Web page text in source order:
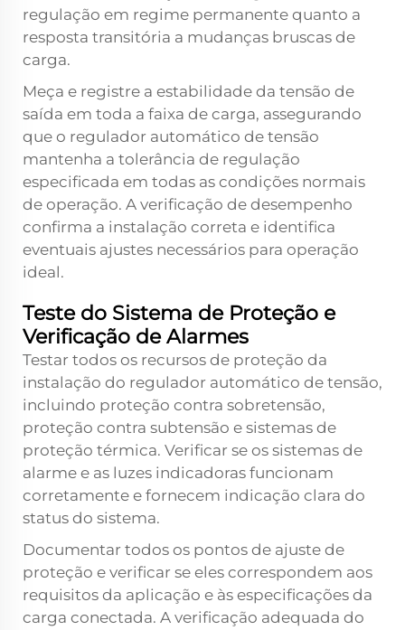
regulação em regime permanente quanto a
resposta transitória a mudanças bruscas de
carga.
Meça e registre a estabilidade da tensão de
saída em toda a faixa de carga, assegurando
que o regulador automático de tensão
mantenha a tolerância de regulação
especificada em todas as condições normais
de operação. A verificação de desempenho
confirma a instalação correta e identifica
eventuais ajustes necessários para operação
ideal.
Teste do Sistema de Proteção e
Verificação de Alarmes
Testar todos os recursos de proteção da
instalação do regulador automático de tensão,
incluindo proteção contra sobretensão,
proteção contra subtensão e sistemas de
proteção térmica. Verificar se os sistemas de
alarme e as luzes indicadoras funcionam
corretamente e fornecem indicação clara do
status do sistema.
Documentar todos os pontos de ajuste de
proteção e verificar se eles correspondem aos
requisitos da aplicação e às especificações da
carga conectada. A verificação adequada do